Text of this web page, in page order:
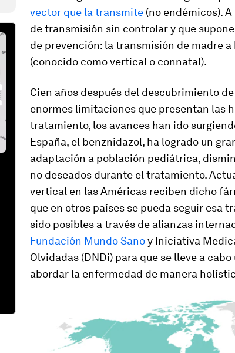
vector que la transmite (no endémicos).
de transmisión sin controlar y que
de prevención: la transmisión de madre
(conocido como vertical o connatal).
Cien años después del descubrimiento
enormes limitaciones que presentan las
tratamiento, los avances han ido
España, el benznidazol, ha logrado un
adaptación a población pediátrica,
no deseados durante el tratamiento.
vertical en las Américas reciben dicho
que en otros países se pueda seguir esa
sido posibles a través de alianzas
Fundación Mundo Sanoy Iniciativa
Olvidadas (DNDi) para que se lleve a
abordar la enfermedad de manera